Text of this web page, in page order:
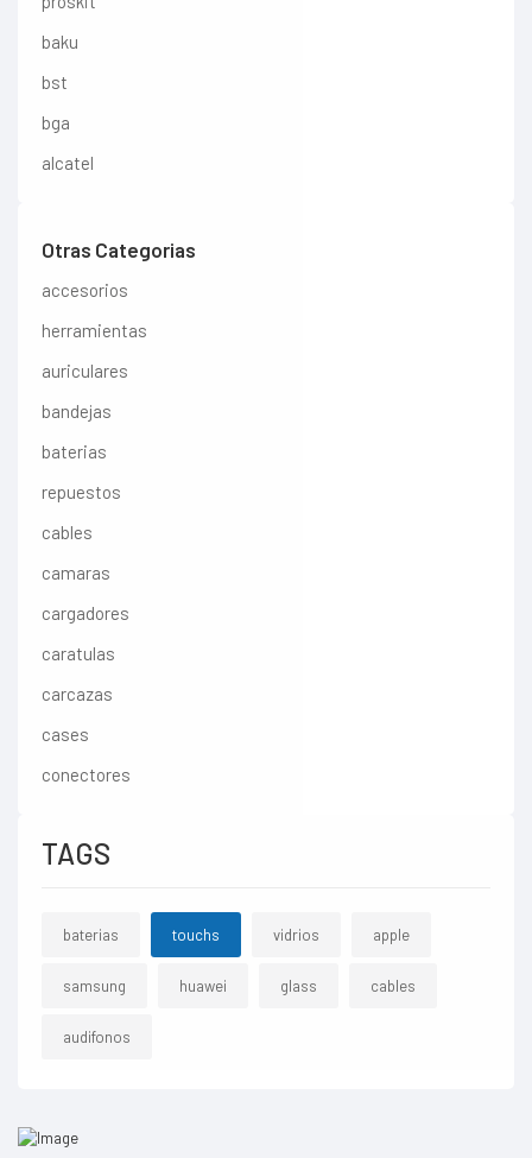
baku
bst
bga
alcatel
Otras Categorias
accesorios
herramientas
auriculares
bandejas
baterias
repuestos
cables
camaras
cargadores
caratulas
carcazas
cases
conectores
TAGS
baterias touchs vidrios apple
samsung huawei glass cables
audifonos